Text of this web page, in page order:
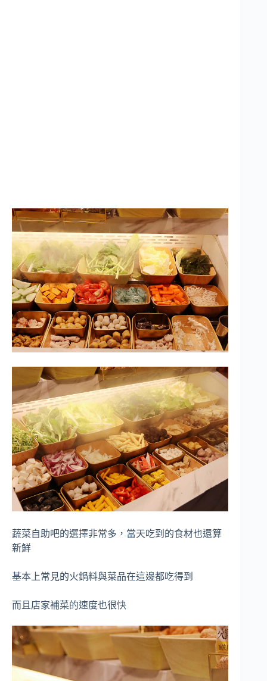
蔬菜自助吧的選擇非常多，當天吃到的食材也還算
新鮮
基本上常見的火鍋料與菜品在這邊都吃得到
而且店家補菜的速度也很快